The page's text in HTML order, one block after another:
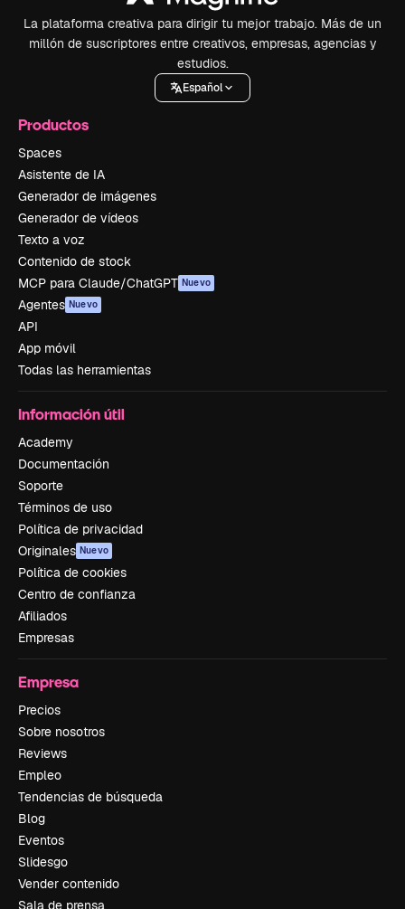
La plataforma creativa para dirigir tu mejor trabajo. Más de un
millón de suscriptores entre creativos, empresas, agencias y
estudios.
Español
Productos
Spaces
Asistente de IA
Generador de imágenes
Generador de vídeos
Texto a voz
Contenido de stock
MCP para Claude/ChatGPT Nuevo
Agentes Nuevo
API
App móvil
Todas las herramientas
Información útil
Academy
Documentación
Soporte
Términos de uso
Política de privacidad
Originales Nuevo
Política de cookies
Centro de confianza
Afiliados
Empresas
Empresa
Precios
Sobre nosotros
Reviews
Empleo
Tendencias de búsqueda
Blog
Eventos
Slidesgo
Vender contenido
Sala de prensa